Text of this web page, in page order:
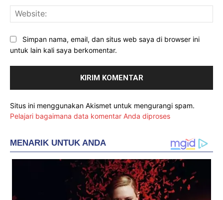
Simpan nama, email, dan situs web saya di browser ini
untuk lain kali saya berkomentar.
Situs ini menggunakan Akismet untuk mengurangi spam.
Pelajari bagaimana data komentar Anda diproses